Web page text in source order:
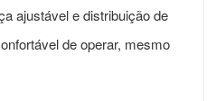
ajustável e distribuição de
de operar, mesmo